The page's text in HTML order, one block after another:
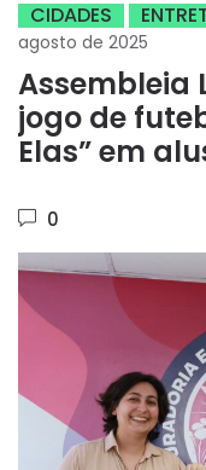
CIDADES
agosto de 2025
Assembleia
jogo de
Elas” em
0